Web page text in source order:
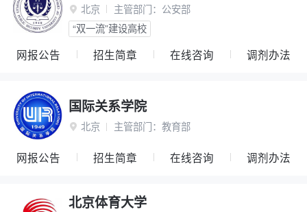
 北京 主管部门： 公安部
“双一流”建设高校
网报公告 招生简章 在线咨询 调剂办法
国际关系学院
 北京 主管部门： 教育部
网报公告 招生简章 在线咨询 调剂办法
北京体育大学